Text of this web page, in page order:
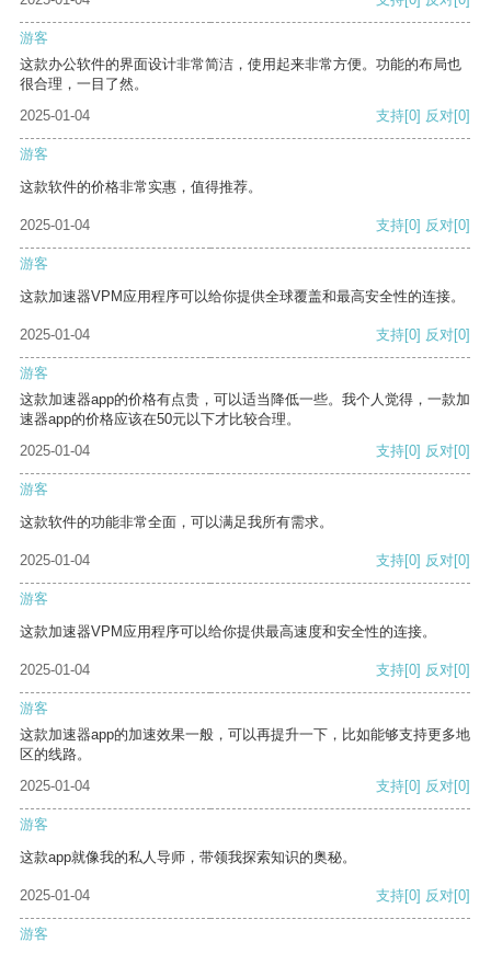
游客
这款办公软件的界面设计非常简洁，使用起来非常方便。功能的布局也
很合理，一目了然。
2025-01-04
支持[0] 反对[0]
游客
这款软件的价格非常实惠，值得推荐。
2025-01-04 支持[0] 反对[0]
游客
这款加速器VPM应用程序可以给你提供全球覆盖和最高安全性的连接。
2025-01-04 支持[0] 反对[0]
游客
这款加速器app的价格有点贵，可以适当降低一些。我个人觉得，一款加
速器app的价格应该在50元以下才比较合理。
2025-01-04
支持[0] 反对[0]
游客
这款软件的功能非常全面，可以满足我所有需求。
2025-01-04 支持[0] 反对[0]
游客
这款加速器VPM应用程序可以给你提供最高速度和安全性的连接。
2025-01-04 支持[0] 反对[0]
游客
这款加速器app的加速效果一般，可以再提升一下，比如能够支持更多地
区的线路。
2025-01-04
支持[0] 反对[0]
游客
这款app就像我的私人导师，带领我探索知识的奥秘。
2025-01-04 支持[0] 反对[0]
游客